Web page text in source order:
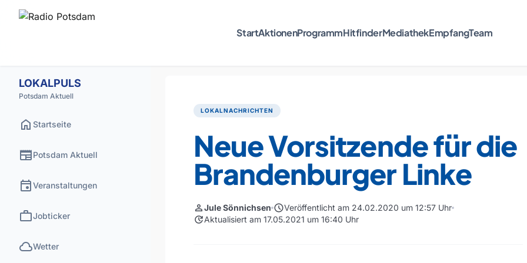
StartAktionenProgrammHitfinderMediathekEmpfangTeam
LOKALPULS
Potsdam Aktuell
home Startseite
newspaperPotsdam Aktuell
eventVeranstaltungen
workJobticker
cloudWetter
LOKALNACHRICHTEN
Neue Vorsitzende für die
Brandenburger Linke
personJule Sönnichsen scheduleVeröffentlicht am 24.02.2020 um 12:57 Uhr
updateAktualisiert am 17.05.2021 um 16:40 Uhr